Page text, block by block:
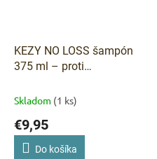
KEZY NO LOSS šampón
375 ml – proti
Skladom (1 ks)
€9,95
Do košíka